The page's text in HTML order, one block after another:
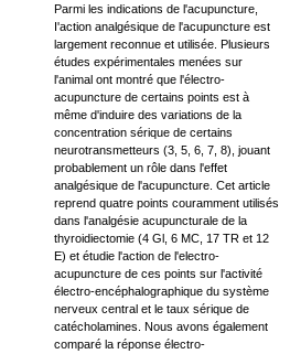
Parmi les indications de l'acupuncture,
I'action analgésique de l'acupuncture est
largement reconnue et utilisée. Plusieurs
études expérimentales menées sur
l'animal ont montré que l'électro-
acupuncture de certains points est à
même d'induire des variations de la
concentration sérique de certains
neurotransmetteurs (3, 5, 6, 7, 8), jouant
probablement un rôle dans l'effet
analgésique de l'acupuncture. Cet article
reprend quatre points couramment utilisés
dans l'analgésie acupuncturale de la
thyroidiectomie (4 Gl, 6 MC, 17 TR et 12
E) et étudie l'action de l'electro-
acupuncture de ces points sur l'activité
électro-encéphalographique du système
nerveux central et le taux sérique de
catécholamines. Nous avons également
comparé la réponse électro-